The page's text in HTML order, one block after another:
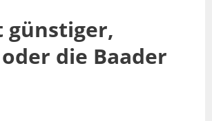
günstiger,
die Baader